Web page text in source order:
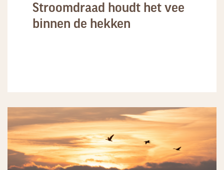
Stroomdraad houdt het vee
binnen de hekken